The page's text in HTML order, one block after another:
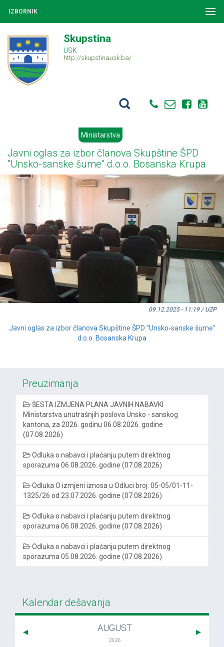
IZBORNIK
Skupstina
USK
http://skupstinausk.ba/
Ministarstva
Javni oglas za izbor članova Skupštine ŠPD
"Unsko-sanske šume" d.o.o. Bosanska Krupa
09.12.2025 - 11:19 / UZP
Javni oglas za izbor članova Skupštine ŠPD "Unsko-sanske šume"
d.o.o. Bosanska Krupa
Preuzimanja
ŠESTA IZMJENA PLANA JAVNIH NABAVKI
Ministarstva unutrašnjih poslova Unsko - sanskog
kantona, za 2026. godinu 06.08.2026. godine
(07.08.2026)
Odluka o nabavci i plaćanju putem direktnog
sporazuma 06.08.2026. godine (07.08.2026)
Odluka O izmjeni iznosa u Odluci broj: 05-05/01-11-
1325/26 od 23.07.2026. godine (07.08.2026)
Odluka o nabavci i plaćanju putem direktnog
sporazuma 06.08.2026. godine (07.08.2026)
Odluka o nabavci i plaćanju putem direktnog
sporazuma 05.08.2026. godine (07.08.2026)
Kalendar dešavanja
AUGUST
2026